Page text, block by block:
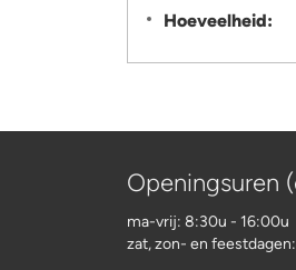
Hoeveelheid:
Openingsuren
ma-vrij: 8:30u - 16:00u
zat, zon- en